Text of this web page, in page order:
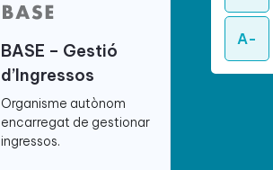
A-
BASE – Gestió
d’Ingressos
Organisme autònom
encarregat de gestionar
ingressos.